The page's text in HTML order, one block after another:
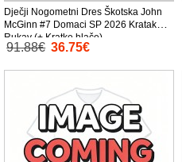
Dječji Nogometni Dres Škotska John
McGinn #7 Domaci SP 2026 Kratak
Rukav (+ Kratke hlače)
91.88€ 36.75€